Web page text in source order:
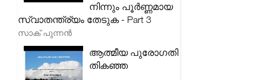
നിന്നും പൂർണ്ണമായ
സ്വാതന്ത്ര്യം തേടുക - Part 3
സാക് പുന്നൻ
ആത്മീയ പുരോഗതി
തികഞ്ഞ